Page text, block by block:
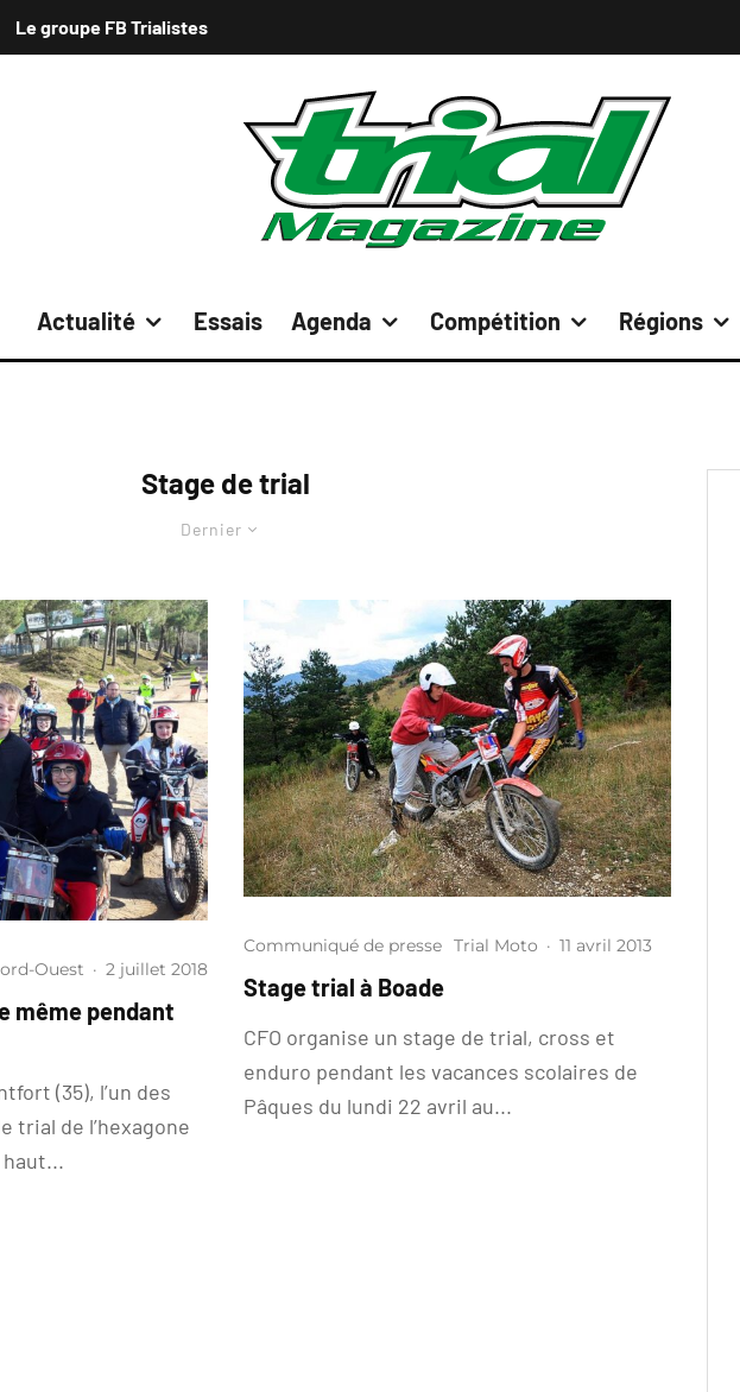
Le groupe FB Trialistes
Actualité Essais Agenda Compétition Régions
Stage de trial
Dernier
Ouest · 2 juillet 2018
même pendant
(35), l’un des
trial de l’hexagone
Communiqué de presse Trial Moto · 11 avril 2013
Stage trial à Boade
CFO organise un stage de trial, cross et
enduro pendant les vacances scolaires de
Pâques du lundi 22 avril au...